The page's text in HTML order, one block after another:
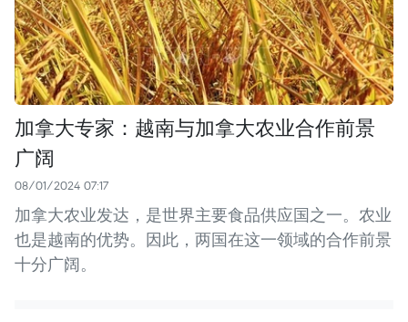
加拿大专家：越南与加拿大农业合作前景
广阔
08/01/2024 07:17
加拿大农业发达，是世界主要食品供应国之一。农业
也是越南的优势。因此，两国在这一领域的合作前景
十分广阔。